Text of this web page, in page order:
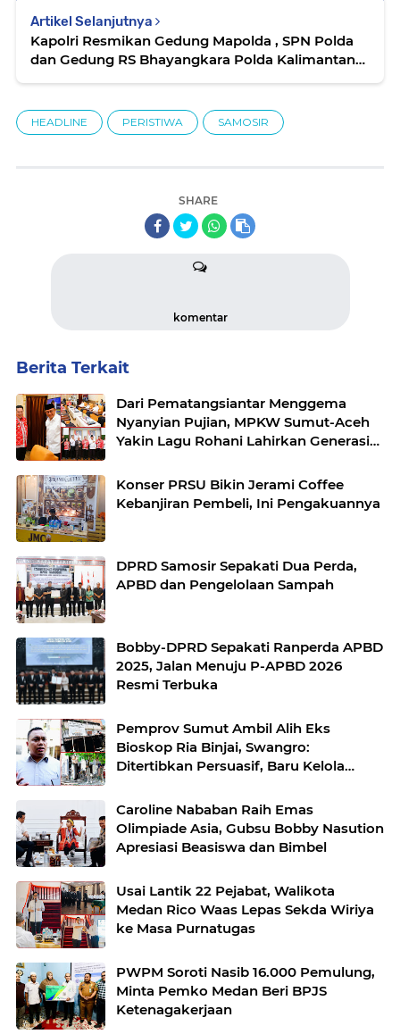
Artikel Selanjutnya
Kapolri Resmikan Gedung Mapolda , SPN Polda
dan Gedung RS Bhayangkara Polda Kalimantan
HEADLINE PERISTIWA SAMOSIR
SHARE
komentar
Berita Terkait
Dari Pematangsiantar Menggema
Nyanyian Pujian, MPKW Sumut-Aceh
Yakin Lagu Rohani Lahirkan Generasi
Konser PRSU Bikin Jerami Coffee
Kebanjiran Pembeli, Ini Pengakuannya
DPRD Samosir Sepakati Dua Perda,
APBD dan Pengelolaan Sampah
Bobby-DPRD Sepakati Ranperda APBD
2025, Jalan Menuju P-APBD 2026
Resmi Terbuka
Pemprov Sumut Ambil Alih Eks
Bioskop Ria Binjai, Swangro:
Ditertibkan Persuasif, Baru Kelola
Caroline Nababan Raih Emas
Olimpiade Asia, Gubsu Bobby Nasution
Apresiasi Beasiswa dan Bimbel
Usai Lantik 22 Pejabat, Walikota
Medan Rico Waas Lepas Sekda Wiriya
ke Masa Purnatugas
PWPM Soroti Nasib 16.000 Pemulung,
Minta Pemko Medan Beri BPJS
Ketenagakerjaan